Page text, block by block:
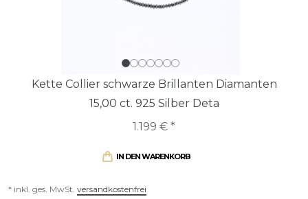
Kette Collier schwarze Brillanten Diamanten
15,00 ct. 925 Silber Deta
1.199 € *
IN DEN WARENKORB
* inkl. ges. MwSt. versandkostenfrei